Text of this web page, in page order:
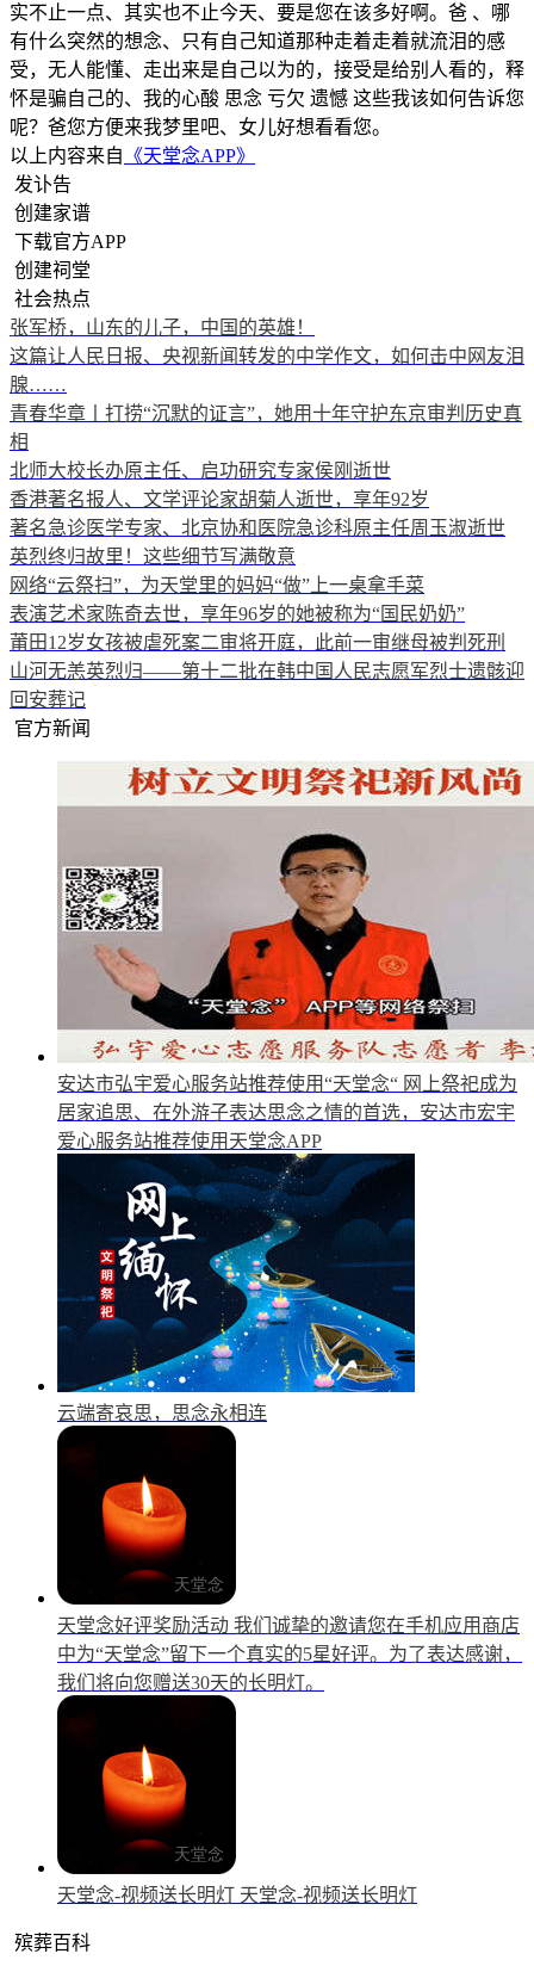
实不止一点、其实也不止今天、要是您在该多好啊。爸 、哪
有什么突然的想念、只有自己知道那种走着走着就流泪的感
受，无人能懂、走出来是自己以为的，接受是给别人看的，释
怀是骗自己的、我的心酸 思念 亏欠 遗憾 这些我该如何告诉您
呢？爸您方便来我梦里吧、女儿好想看看您。
以上内容来自 《天堂念APP》
发讣告
创建家谱
下载官方APP
创建祠堂
社会热点
张军桥，山东的儿子，中国的英雄！
这篇让人民日报、央视新闻转发的中学作文，如何击中网友泪
腺……
青春华章丨打捞“沉默的证言”，她用十年守护东京审判历史真
相
北师大校长办原主任、启功研究专家侯刚逝世
香港著名报人、文学评论家胡菊人逝世，享年92岁
著名急诊医学专家、北京协和医院急诊科原主任周玉淑逝世
英烈终归故里！这些细节写满敬意
网络“云祭扫”，为天堂里的妈妈“做”上一桌拿手菜
表演艺术家陈奇去世，享年96岁的她被称为“国民奶奶”
莆田12岁女孩被虐死案二审将开庭，此前一审继母被判死刑
山河无恙英烈归——第十二批在韩中国人民志愿军烈士遗骸迎
回安葬记
官方新闻
安达市弘宇爱心服务站推荐使用“天堂念“ 网上祭祀成为
居家追思、在外游子表达思念之情的首选，安达市宏宇
爱心服务站推荐使用天堂念APP
云端寄哀思，思念永相连
天堂念好评奖励活动 我们诚挚的邀请您在手机应用商店
中为“天堂念”留下一个真实的5星好评。为了表达感谢，
我们将向您赠送30天的长明灯。
天堂念-视频送长明灯 天堂念-视频送长明灯
殡葬百科